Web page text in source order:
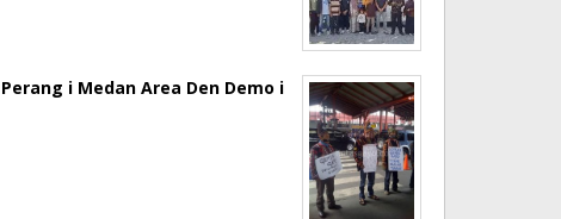
i Medan Area Den Demo i